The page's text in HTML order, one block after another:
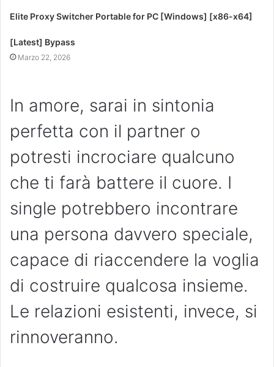
Elite Proxy Switcher Portable for PC [Windows] [x86-x64]
[Latest] Bypass
Marzo 22, 2026
In amore, sarai in sintonia
perfetta con il partner o
potresti incrociare qualcuno
che ti farà battere il cuore. I
single potrebbero incontrare
una persona davvero speciale,
capace di riaccendere la voglia
di costruire qualcosa insieme.
Le relazioni esistenti, invece, si
rinnoveranno.